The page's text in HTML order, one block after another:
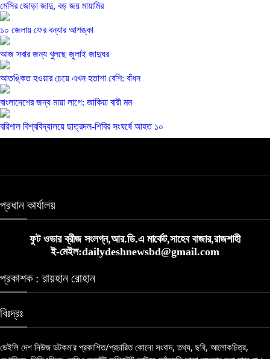
মেসির জোড়া জাদু, বড় জয় মায়ামির
১০ জেলায় ফের বন্যার আশঙ্কা
আজ সবার জন্য খুলছে জুলাই জাদুঘর
আতঙ্কিত হওয়ার চেয়ে এখন হতাশা বেশি: বাঁধন
বাংলাদেশের জন্য মায়া লাগে: জাকিয়া বারী মম
বরিশাল বিশ্ববিদ্যালয়ে ছাত্রদল-শিবির সংঘর্ষে আহত ১০
প্রধান কার্যালয়
ফুট ওভার ব্রীজ সংলগ্ন,আর.ডি.এ মার্কেট,সাহেব বাজার,রাজশাহী
ই-মেইল:dailydeshnewsbd@gmail.com
প্রকাশক : রায়হান রোহান
বিঃদ্রঃ
ডেইলি দেশ নিউজ ডটকম’র প্রকাশিত/প্রচারিত কোনো সংবাদ, তথ্য, ছবি, আলোকচিত্র,